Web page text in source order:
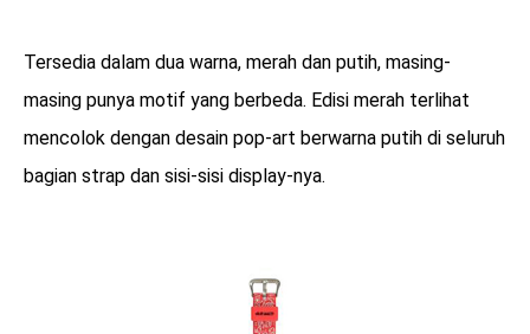
Tersedia dalam dua warna, merah dan putih, masing-
masing punya motif yang berbeda. Edisi merah terlihat
mencolok dengan desain pop-art berwarna putih di seluruh
bagian strap dan sisi-sisi display-nya.